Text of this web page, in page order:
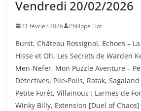
Vendredi 20/02/2026
21 février 2026 Philippe Liot
Burst, Château Rossignol, Echoes – La
Hisse et Oh, Les Secrets de Warden
Men-Nefer, Mon Puzzle Aventure –
Détectives, Pile-Poils, Ratak, Sagaland
Petite Forêt, Villainous : Larmes de
Winky Billy, Extension [Duel of Chaos]